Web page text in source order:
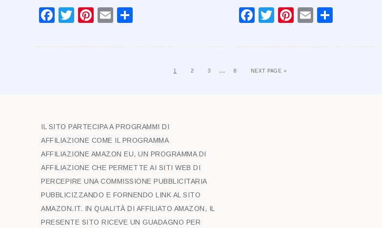
Facebook
Twitter
Pinterest
Email Facebook
Twitter
Pinterest
Email
1 2 3 … 8 NEXT PAGE »
IL SITO PARTECIPA A PROGRAMMI DI
AFFILIAZIONE COME IL PROGRAMMA
AFFILIAZIONE AMAZON EU, UN PROGRAMMA DI
AFFILIAZIONE CHE PERMETTE AI SITI WEB DI
PERCEPIRE UNA COMMISSIONE PUBBLICITARIA
PUBBLICIZZANDO E FORNENDO LINK AL SITO
AMAZON.IT. IN QUALITÀ DI AFFILIATO AMAZON, IL
PRESENTE SITO RICEVE UN GUADAGNO PER